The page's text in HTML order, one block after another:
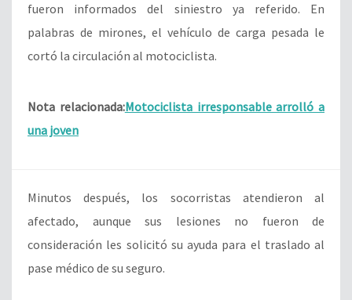
fueron informados del siniestro ya referido. En
palabras de mirones, el vehículo de carga pesada le
cortó la circulación al motociclista.
Nota relacionada:Motociclista irresponsable arrolló a
una joven
Minutos después, los socorristas atendieron al
afectado, aunque sus lesiones no fueron de
consideración les solicitó su ayuda para el traslado al
pase médico de su seguro.